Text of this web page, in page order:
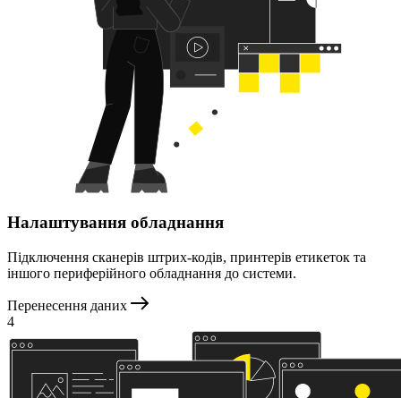
Налаштування обладнання
Підключення сканерів штрих-кодів, принтерів етикеток та
іншого периферійного обладнання до системи.
Перенесення даних
4